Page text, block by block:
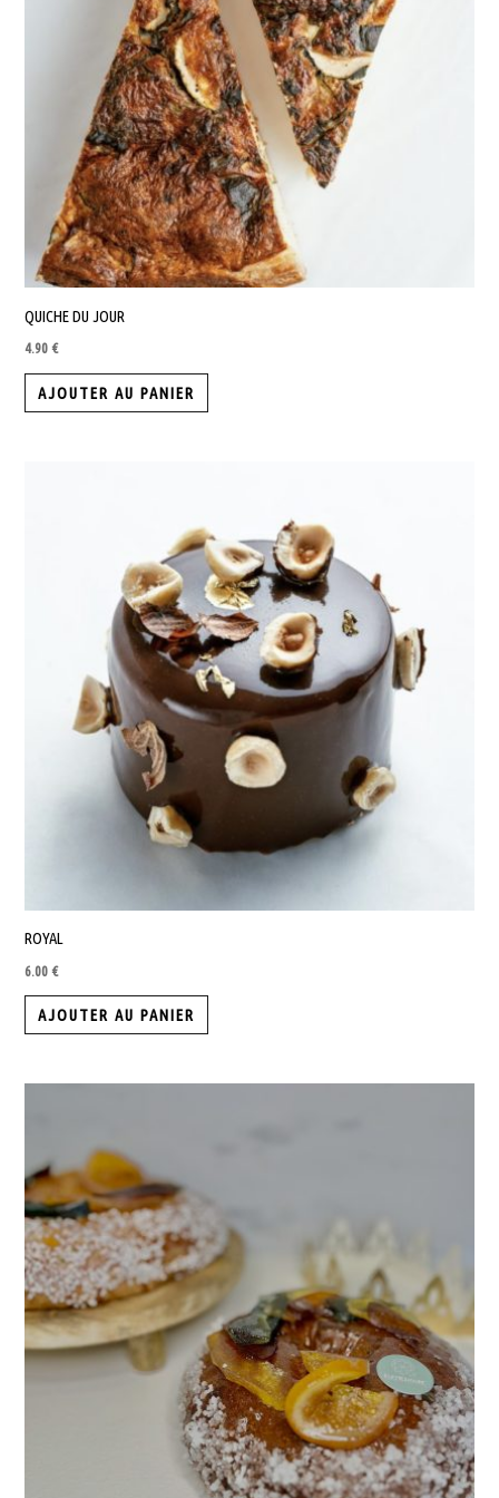
QUICHE DU JOUR
4.90€
AJOUTER AU PANIER
ROYAL
6.00€
AJOUTER AU PANIER